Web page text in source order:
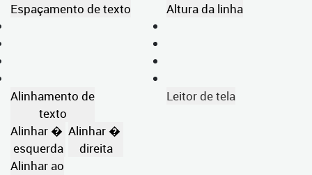
Espaçamento de texto
Altura da linha
Alinhamento de
texto
Alinhar �
esquerda
Alinhar �
direita
Alinhar ao
Leitor de tela